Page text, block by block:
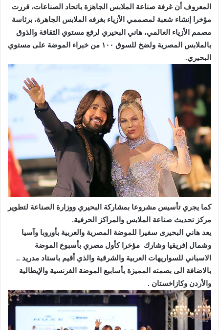
المعروف أن غرفة صناعة الملابس الجاهزة باتحاد الصناعات، قررت
مؤخرا إنشاء شعبة لمصممي الأزياء بغرفه الملابس الجاهرة، برئاسة
مصمم الأزياء العالمي، هاني البحيري لرفع مستوي الثقافة والذوق
بالملابس المصرية ولضخ للسوق ١٠٠ من خبراء الموضة على مستوي
البحيري.
كما يجري تأسيس مشروعا بمشاركة البحيري ووزارة الصناعة لتطوير
مركز تحديث صناعة الملابس والمراكز الحرفية.
يعد هاني البحيرى سفيرا للموضة المصرية والعربية بأوروبا وآسيا
وشمال إفريقيا وشارك مؤخرا كأول مصري بأسبوع الموضة
الاسباني للسواريهات العربية والشرقية والذي أقيم باستاد مدريد ..
بالاضافة الى بصمته المميزة بأسابيع الموضة الفرنسية والإيطالية
والأردن وكازاخستان .